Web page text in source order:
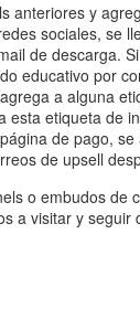
anteriores y
sociales, se
de descarga.
educativo por
a alguna
etiqueta de
de pago,
de upsell
o embudos
a visitar y seguir